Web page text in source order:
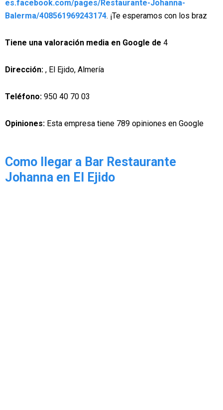
es.facebook.com/pages/Restaurante-Johanna-
Balerma/408561969243174. ¡Te esperamos con los braz
Tiene una valoración media en Google de 4
Dirección: , El Ejido, Almería
Teléfono: 950 40 70 03
Opiniones: Esta empresa tiene 789 opiniones en Google
Como llegar a Bar Restaurante
Johanna en El Ejido